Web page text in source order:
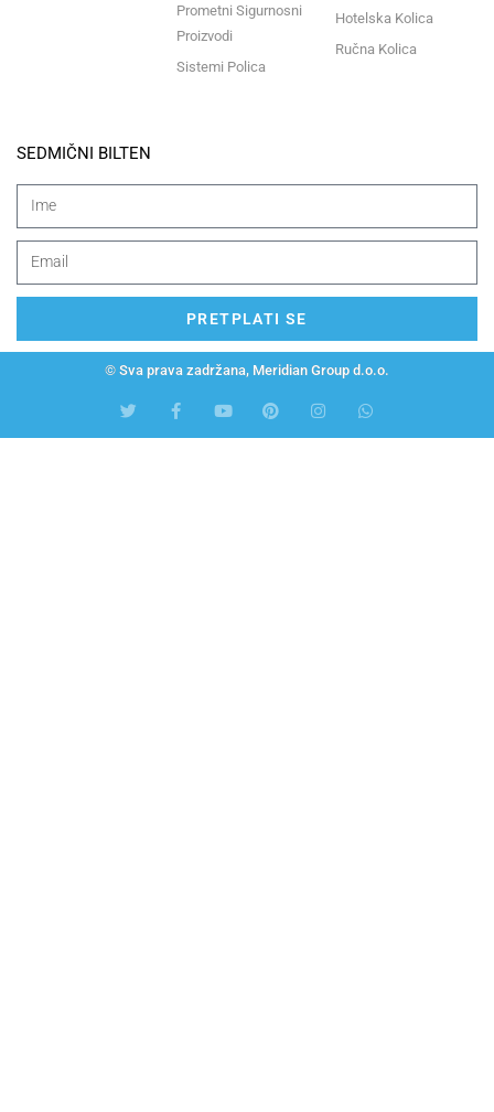
Prometni Sigurnosni
Proizvodi
Sistemi Polica
Hotelska Kolica
Ručna Kolica
SEDMIČNI BILTEN
PRETPLATI SE
© Sva prava zadržana, Meridian Group d.o.o.